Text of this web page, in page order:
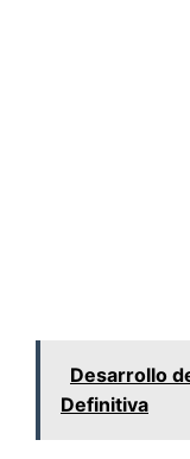
Desarrollo
Definitiva